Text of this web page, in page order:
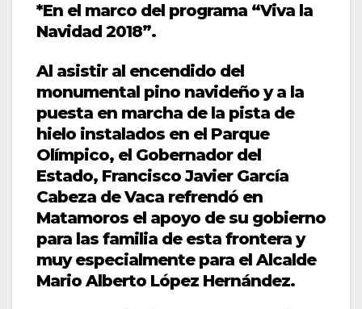
*En el marco del programa “Viva la
Navidad 2018”.
Al asistir al encendido del
monumental pino navideño y a la
puesta en marcha de la pista de
hielo instalados en el Parque
Olímpico, el Gobernador del
Estado, Francisco Javier García
Cabeza de Vaca refrendó en
Matamoros el apoyo de su gobierno
para las familia de esta frontera y
muy especialmente para el Alcalde
Mario Alberto López Hernández.